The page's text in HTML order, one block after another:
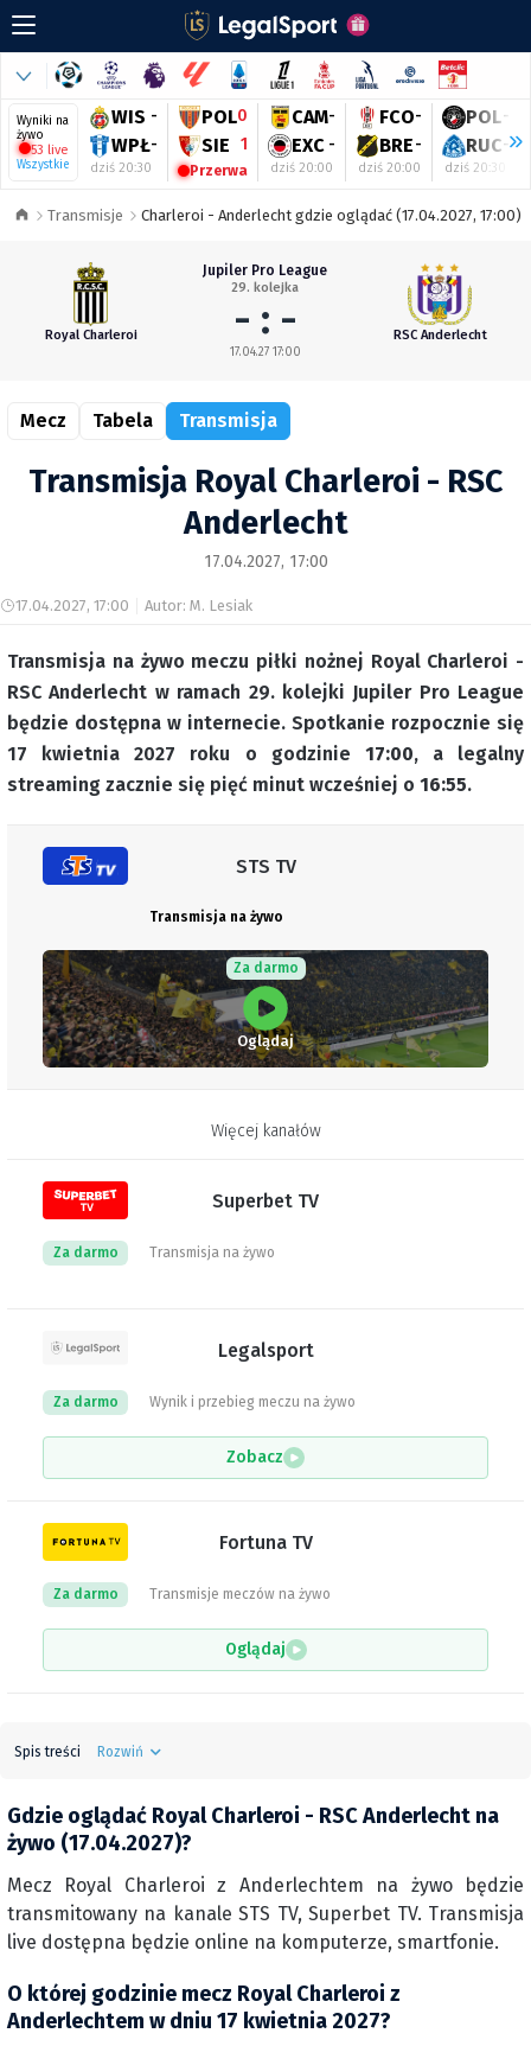
Wyniki na
żywo
53 live
Wszystkie
WIS -
WPŁ-
dziś 20:30
POL0
SIE 1
Przerwa
CAM-
EXC -
dziś 20:00
FCO-
BRE-
dziś 20:00
POL-
RUC-
dziś 20:30
Transmisje Charleroi - Anderlecht gdzie oglądać (17.04.2027, 17:00)
Royal Charleroi
Jupiler Pro League
29. kolejka
- : -
17.04.27 17:00
RSC Anderlecht
Mecz Tabela Transmisja
Transmisja Royal Charleroi - RSC
Anderlecht
17.04.2027, 17:00
17.04.2027, 17:00 Autor: M. Lesiak
Transmisja na żywo meczu piłki nożnej Royal Charleroi -
RSC Anderlecht w ramach 29. kolejki Jupiler Pro League
będzie dostępna w internecie. Spotkanie rozpocznie się
17 kwietnia 2027 roku o godzinie 17:00, a legalny
streaming zacznie się pięć minut wcześniej o 16:55.
STS TV
Transmisja na żywo
Za darmo
Oglądaj
Więcej kanałów
Superbet TV
Transmisja na żywo
Za darmo
Legalsport
Wynik i przebieg meczu na żywo
Za darmo
Zobacz
Fortuna TV
Transmisje meczów na żywo
Za darmo
Oglądaj
Spis treści Rozwiń
Gdzie oglądać Royal Charleroi - RSC Anderlecht na
żywo (17.04.2027)?
Mecz Royal Charleroi z Anderlechtem na żywo będzie
transmitowany na kanale STS TV, Superbet TV. Transmisja
live dostępna będzie online na komputerze, smartfonie.
O której godzinie mecz Royal Charleroi z
Anderlechtem w dniu 17 kwietnia 2027?